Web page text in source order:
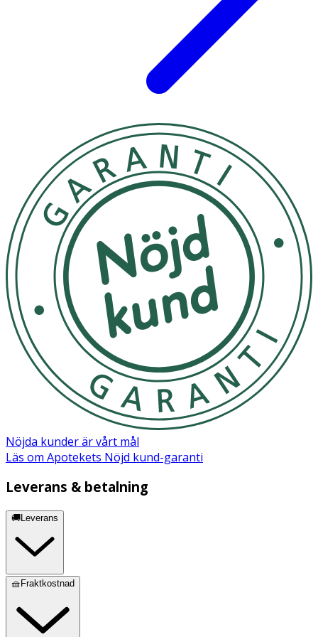
SOJAPROTEINISOLAT, ärtproteinisolat, smakförstärkare
(glycin), aromer, förtjockningsmedel (E 466),
sötningsmedel (sukralos, acesulfam k), vitamin B12
(methylcobalamin). Kan innehålla spår av ÄGG, HAVRE och
Nöjda kunder är vårt mål
Läs om Apotekets Nöjd kund-garanti
Leverans & betalning
🚚Leverans
🧺Fraktkostnad